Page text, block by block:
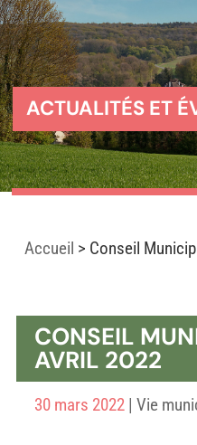
ACTUALITÉS ET
Accueil > Conseil
CONSEIL
AVRIL 2022
30 mars 2022| Vie